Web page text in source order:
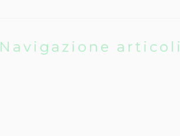
Navigazione articoli